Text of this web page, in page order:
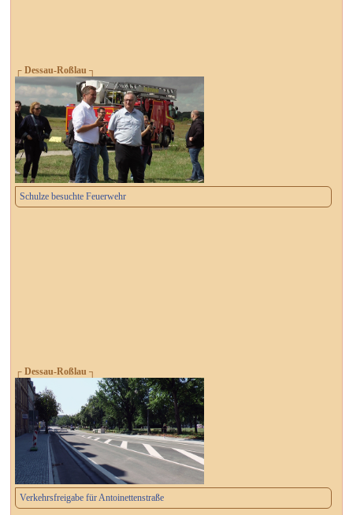
┌ Dessau-Roßlau ┐
Schulze besuchte Feuerwehr
┌ Dessau-Roßlau ┐
Verkehrsfreigabe für Antoinettenstraße